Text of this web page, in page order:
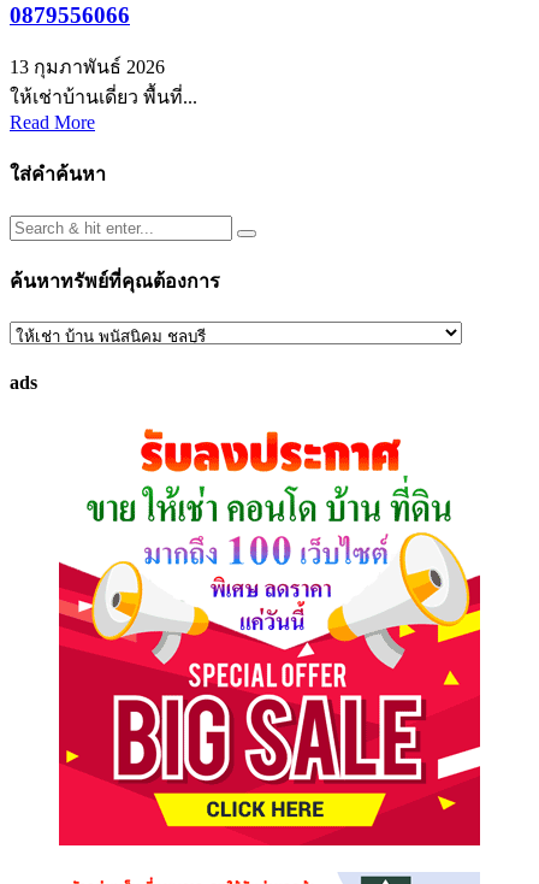
0879556066
13 กุมภาพันธ์ 2026
ให้เช่าบ้านเดี่ยว พื้นที่...
Read More
ใส่คำค้นหา
ค้นหาทรัพย์ที่คุณต้องการ
ค้นหา
ที่
ads